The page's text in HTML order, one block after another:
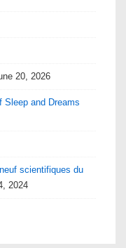
20, 2026
Sleep and Dreams
scientifiques du
2024